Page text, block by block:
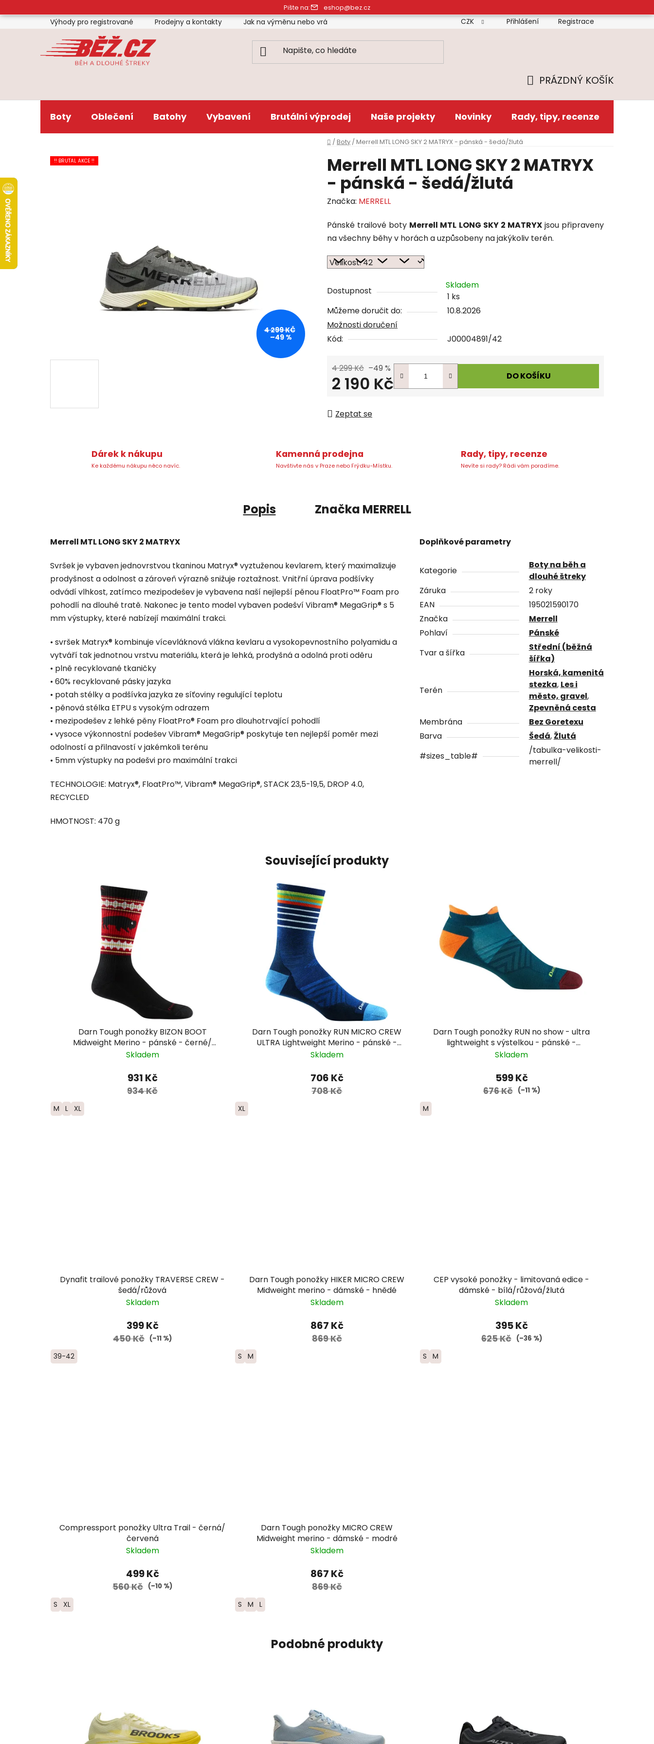
na
obsah
Pište na: eshop@bez.cz
Výhody pro registrované Prodejny a kontakty Jak na výměnu nebo vrácení zboží Doprava Platba Reklamační řád
CZK Přihlášení Registrace
KOŠÍK
PRÁZDNÝ KOŠÍK
Boty Oblečení Batohy Vybavení Brutální výprodej Naše projekty Novinky Rady, tipy, recenze
Domů
/ Boty / Merrell MTL LONG SKY 2 MATRYX - pánská - šedá/žlutá
Merrell MTL LONG SKY 2 MATRYX
- pánská - šedá/žlutá
Značka: MERRELL
Pánské trailové boty Merrell MTL LONG SKY 2 MATRYXjsou připraveny
na všechny běhy v horách a uzpůsobeny na jakýkoliv terén.
Dostupnost
Skladem
1 ks
Můžeme doručit do:
10.8.2026
Možnosti doručení
Kód:
J00004891/42
4 299 Kč –49 %
2 190 Kč DO KOŠÍKU
Zeptat se
!! BRUTAL AKCE !!
4 299 KČ
–49 %
Dárek k nákupu
Ke každému nákupu něco navíc.
Kamenná prodejna
Navštivte nás v Praze nebo Frýdku-Místku.
Rady, tipy, recenze
Nevíte si rady? Rádi vám poradíme.
Popis Značka MERRELL
Merrell MTL LONG SKY 2 MATRYX
Svršek je vybaven jednovrstvou tkaninou Matryx® vyztuženou kevlarem, který maximalizuje
prodyšnost a odolnost a zároveň výrazně snižuje roztažnost. Vnitřní úprava podšívky
odvádí vlhkost, zatímco mezipodešev je vybavena naší nejlepší pěnou FloatPro™ Foam pro
pohodlí na dlouhé tratě. Nakonec je tento model vybaven podešví Vibram® MegaGrip® s 5
mm výstupky, které nabízejí maximální trakci.
• svršek Matryx® kombinuje vícevláknová vlákna kevlaru a vysokopevnostního polyamidu a
vytváří tak jednotnou vrstvu materiálu, která je lehká, prodyšná a odolná proti oděru
• plně recyklované tkaničky
• 60% recyklované pásky jazyka
• potah stélky a podšívka jazyka ze síťoviny regulující teplotu
• pěnová stélka ETPU s vysokým odrazem
• mezipodešev z lehké pěny FloatPro® Foam pro dlouhotrvající pohodlí
• vysoce výkonnostní podešev Vibram® MegaGrip® poskytuje ten nejlepší poměr mezi
odolností a přilnavostí v jakémkoli terénu
• 5mm výstupky na podešvi pro maximální trakci
TECHNOLOGIE: Matryx®, FloatPro™, Vibram® MegaGrip®, STACK 23,5-19,5, DROP 4.0,
RECYCLED
HMOTNOST: 470 g
Doplňkové parametry
Kategorie
Boty na běh a
dlouhé štreky
Záruka
2 roky
EAN
195021590170
Značka
Merrell
Pohlaví
Pánské
Tvar a šířka
Střední (běžná
šířka)
Terén
Horská, kamenitá
stezka, Les i
město, gravel,
Zpevněná cesta
Membrána
Bez Goretexu
Barva
Šedá, Žlutá
#sizes_table#
/tabulka-velikosti-
merrell/
Související produkty
Darn Tough ponožky BIZON BOOT
Midweight Merino - pánské - černé/
červené
Skladem
931 Kč
934 Kč
M L XL
Darn Tough ponožky RUN MICRO CREW
ULTRA Lightweight Merino - pánské -
modré
Skladem
706 Kč
708 Kč
XL
Darn Tough ponožky RUN no show - ultra
lightweight s výstelkou - pánské -
zelenomodré
Skladem
599 Kč
676 Kč (–11 %)
M
Dynafit trailové ponožky TRAVERSE CREW -
šedá/růžová
Skladem
399 Kč
450 Kč (–11 %)
39-42
Darn Tough ponožky HIKER MICRO CREW
Midweight merino - dámské - hnědé
Skladem
867 Kč
869 Kč
S M
CEP vysoké ponožky - limitovaná edice -
dámské - bílá/růžová/žlutá
Skladem
395 Kč
625 Kč (–36 %)
S M
Compressport ponožky Ultra Trail - černá/
červená
Skladem
499 Kč
560 Kč (–10 %)
S XL
Darn Tough ponožky MICRO CREW
Midweight merino - dámské - modré
Skladem
867 Kč
869 Kč
S M L
Podobné produkty